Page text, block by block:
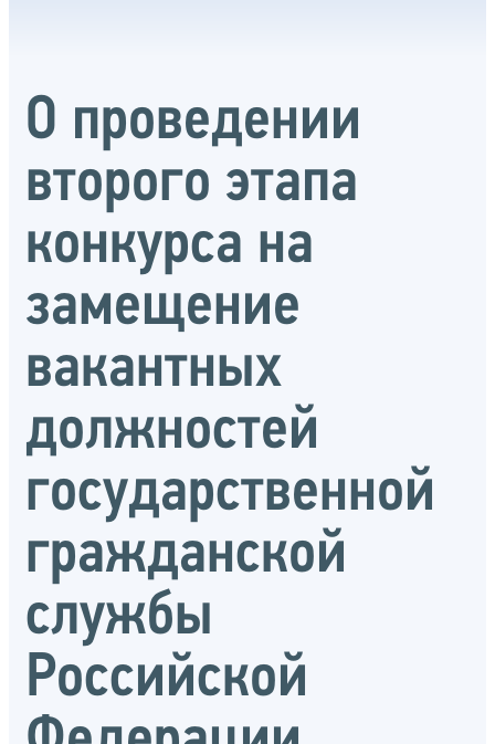
О проведении
второго этапа
конкурса на
замещение
вакантных
должностей
государственной
гражданской
службы
Российской